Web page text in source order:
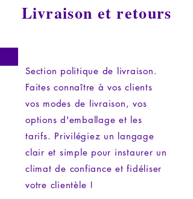
Livraison et retours
Section politique de livraison.
Faites connaître à vos clients
vos modes de livraison, vos
options d'emballage et les
tarifs. Privilégiez un langage
clair et simple pour instaurer un
climat de confiance et fidéliser
votre clientèle !